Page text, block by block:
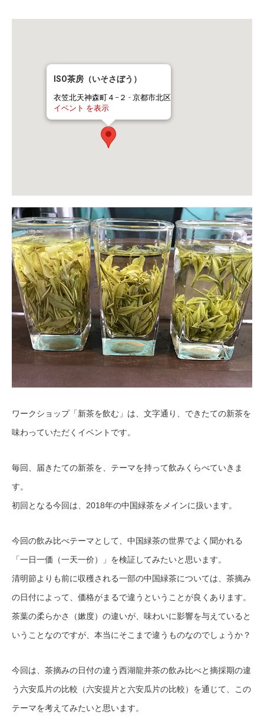
ISO茶房（いそさぼう）
衣笠北天神森町４−２ - 京都市北区
イベント を表示
ワークショップ「新茶を飲む」は、文字通り、できたての新茶を
味わっていただくイベントです。
毎回、届きたての新茶を、テーマを持って飲みくらべていきま
す。
初回となる今回は、2018年の中国緑茶をメインに扱います。
今回の飲み比べテーマとして、中国緑茶の世界でよく聞かれる
「一日一価（一天一价）」を検証してみたいと思います。
清明節よりも前に収穫される一部の中国緑茶については、茶摘み
の日付によって、価格がまるで違うということが良くあります。
茶葉の柔らかさ（嫰度）の違いが、味わいに影響を与えていると
いうことなのですが、本当にそこまで違うものなのでしょうか？
今回は、茶摘みの日付の違う西湖龍井茶の飲み比べと摘採期の違
う六安瓜片の比較（六安提片と六安瓜片の比較）を通じて、この
テーマを考えてみたいと思います。